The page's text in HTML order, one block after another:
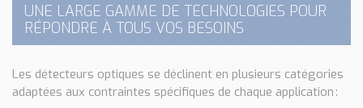
UNE LARGE GAMME DE TECHNOLOGIES POUR
RÉPONDRE À TOUS VOS BESOINS
Les détecteurs optiques se déclinent en plusieurs catégories
adaptées aux contraintes spécifiques de chaque application :